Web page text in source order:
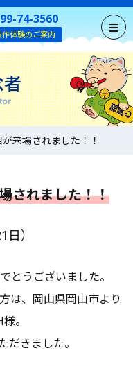
74-3560
作体験のご案内
来場されました！！
されました！！
日）
とうございました。
は、岡山県岡山市より
。
だきました。